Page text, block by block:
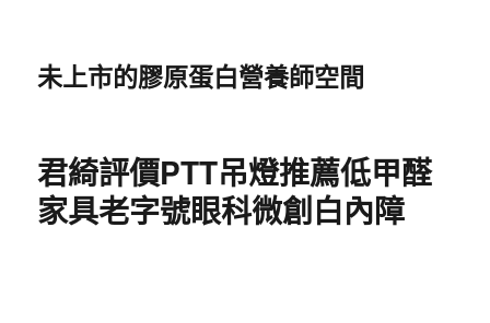
未上市的膠原蛋白營養師空間
君綺評價PTT吊燈推薦低甲醛
家具老字號眼科微創白內障